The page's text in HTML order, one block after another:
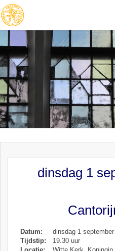
dinsdag 1
Datum:
dinsdag 1
Tijdstip:
19.30 uur